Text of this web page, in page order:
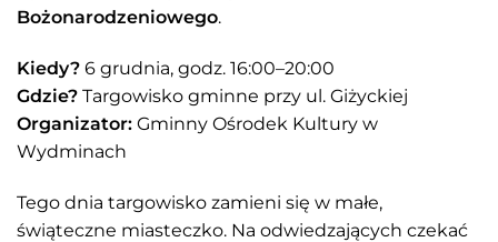
Bożonarodzeniowego.
Kiedy? 6 grudnia, godz. 16:00–20:00
Gdzie? Targowisko gminne przy ul. Giżyckiej
Organizator: Gminny Ośrodek Kultury w
Wydminach
Tego dnia targowisko zamieni się w małe,
świąteczne miasteczko. Na odwiedzających czekać